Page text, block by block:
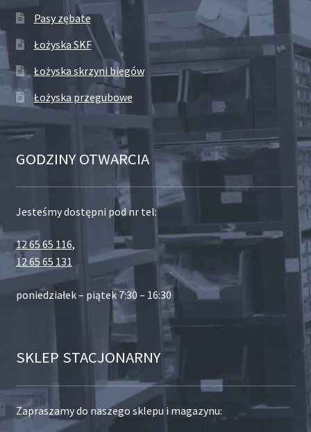
Pasy zębate
Łożyska SKF
Łożyska skrzyni biegów
Łożyska przegubowe
GODZINY OTWARCIA
Jesteśmy dostępni pod nr tel:
12 65 65 116,
12 65 65 131
poniedziałek – piątek 7:30 – 16:30
SKLEP STACJONARNY
Zapraszamy do naszego sklepu i magazynu: